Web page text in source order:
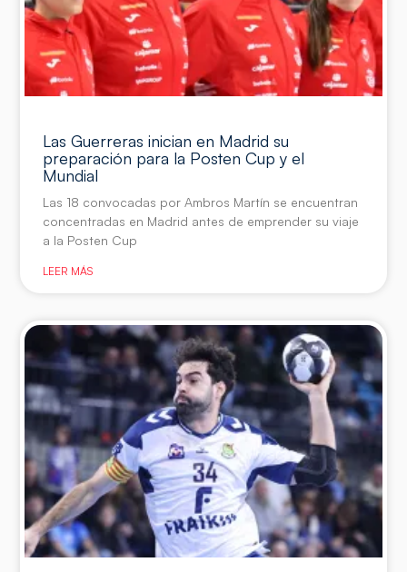
Las Guerreras inician en Madrid su
preparación para la Posten Cup y el
Mundial
Las 18 convocadas por Ambros Martín se encuentran
concentradas en Madrid antes de emprender su viaje
a la Posten Cup
LEER MÁS